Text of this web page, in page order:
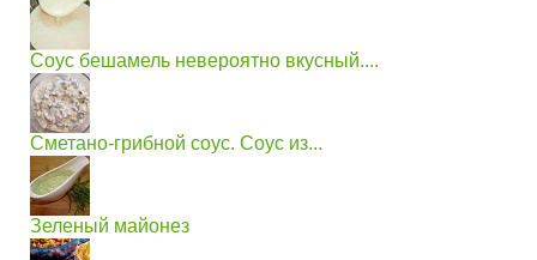
Соус бешамель невероятно вкусный....
Сметано-грибной соус. Соус из...
Зеленый майонез